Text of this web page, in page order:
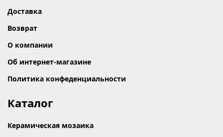
Доставка
Возврат
О компании
Об интернет-магазине
Политика конфеденциальности
Каталог
Керамическая мозаика